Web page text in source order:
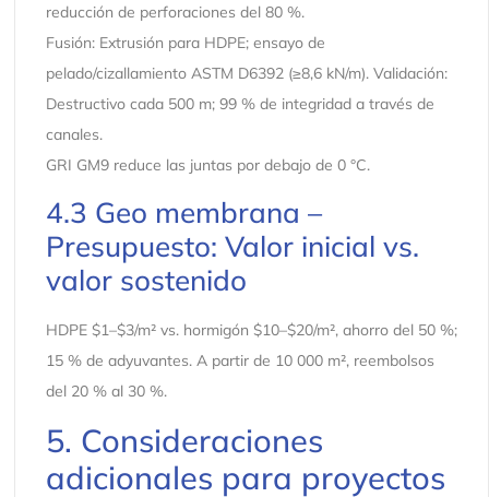
reducción de perforaciones del 80 %.
Fusión: Extrusión para HDPE; ensayo de
pelado/cizallamiento ASTM D6392 (≥8,6 kN/m). Validación:
Destructivo cada 500 m; 99 % de integridad a través de
canales.
GRI GM9 reduce las juntas por debajo de 0 °C.
4.3 Geo membrana –
Presupuesto: Valor inicial vs.
valor sostenido
HDPE $1–$3/m² vs. hormigón $10–$20/m², ahorro del 50 %;
15 % de adyuvantes. A partir de 10 000 m², reembolsos
del 20 % al 30 %.
5. Consideraciones
adicionales para proyectos